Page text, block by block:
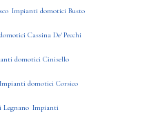
Impianti domotici Busto
Cassina De' Pecchi
domotici Cinisello
Impianti domotici Corsico
Impianti